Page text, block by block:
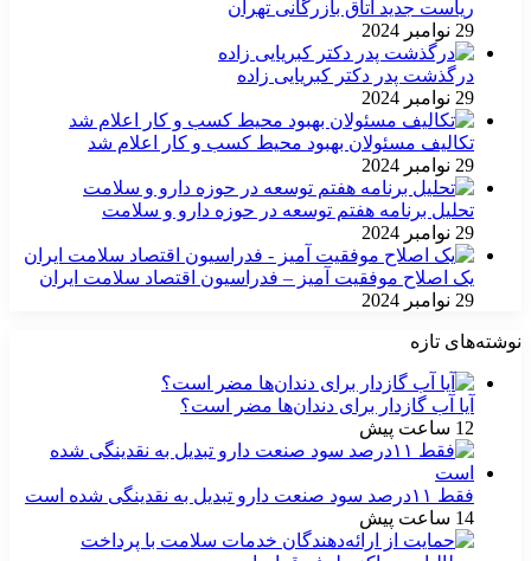
ریاست جدید اتاق بازرگانی تهران
29 نوامبر 2024
درگذشت پدر دکتر کبریایی زاده
29 نوامبر 2024
تکالیف مسئولان بهبود محیط کسب و کار اعلام شد
29 نوامبر 2024
تحلیل برنامه هفتم توسعه در حوزه دارو و سلامت
29 نوامبر 2024
یک اصلاح موفقیت آمیز – فدراسیون اقتصاد سلامت ایران
29 نوامبر 2024
نوشته‌های تازه
آیا آب گازدار برای دندان‌ها مضر است؟
12 ساعت پیش
فقط ۱۱‌درصد سود صنعت دارو تبدیل به نقدینگی شده است
14 ساعت پیش